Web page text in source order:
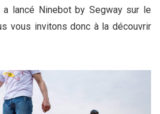
lancé Ninebot by Segway sur le
vous invitons donc à la découvrir